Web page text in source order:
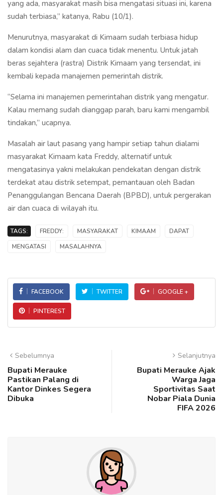
yang ada, masyarakat masih bisa mengatasi situasi ini, karena
sudah terbiasa,” katanya, Rabu (10/1).
Menurutnya, masyarakat di Kimaam sudah terbiasa hidup
dalam kondisi alam dan cuaca tidak menentu. Untuk jatah
beras sejahtera (rastra) Distrik Kimaam yang tersendat, ini
kembali kepada manajemen pemerintah distrik.
“Selama ini manajemen pemerintahan distrik yang mengatur.
Kalau memang sudah dianggap parah, baru kami mengambil
tindakan,” ucapnya.
Masalah air laut pasang yang hampir setiap tahun dialami
masyarakat Kimaam kata Freddy, alternatif untuk
mengatasinya yakni melakukan pendekatan dengan distrik
terdekat atau distrik setempat, pemantauan oleh Badan
Penanggulangan Bencana Daerah (BPBD), untuk pergerakan
air dan cuaca di wilayah itu.
TAGS: FREDDY: MASYARAKAT KIMAAM
DAPAT
MENGATASI
MASALAHNYA
FACEBOOK TWITTER GOOGLE +
PINTEREST
Sebelumnya
Bupati Merauke
Pastikan Palang di
Kantor Dinkes Segera
Dibuka
Selanjutnya
Bupati Merauke Ajak
Warga Jaga
Sportivitas Saat
Nobar Piala Dunia
FIFA 2026